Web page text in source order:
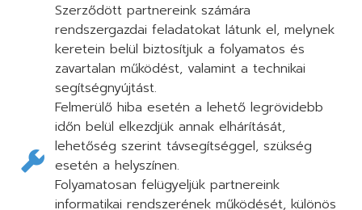
Szerződött partnereink számára
rendszergazdai feladatokat látunk el, melynek
keretein belül biztosítjuk a folyamatos és
zavartalan működést, valamint a technikai
segítségnyújtást.
Felmerülő hiba esetén a lehető legrövidebb
időn belül elkezdjük annak elhárítását,
lehetőség szerint távsegítséggel, szükség
esetén a helyszínen.
Folyamatosan felügyeljük partnereink
informatikai rendszerének működését, különös